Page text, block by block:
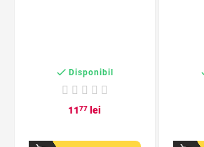
 Disponibil
1177 lei